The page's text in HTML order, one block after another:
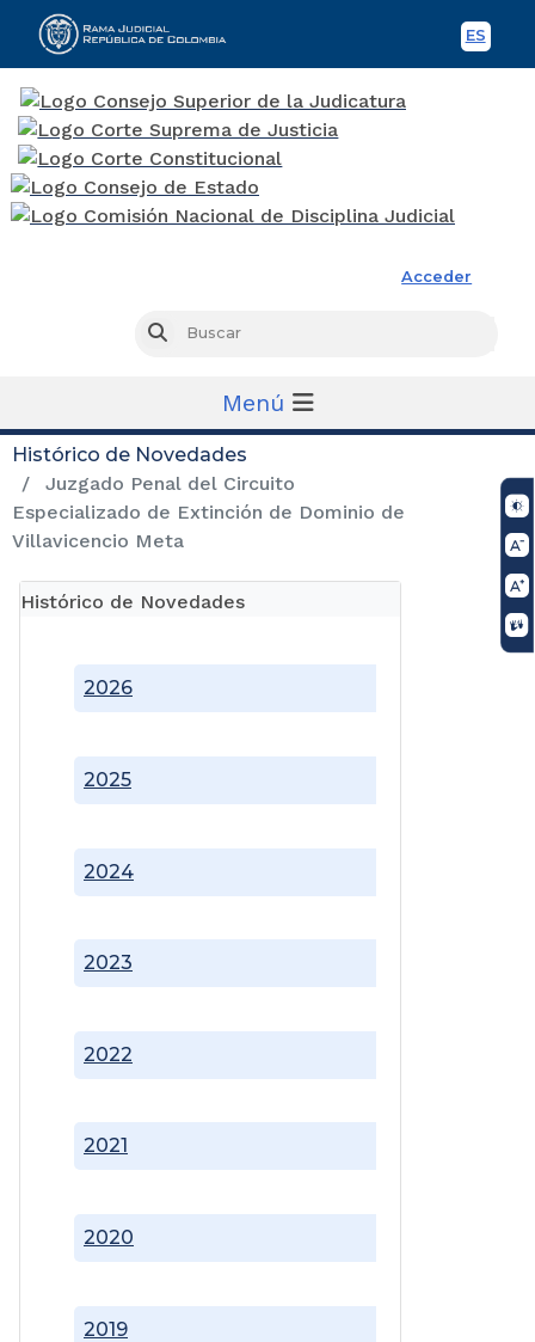
ES
Acceder
Buscar
Menú
Histórico de Novedades
Juzgado Penal del Circuito
Especializado de Extinción de Dominio de
Villavicencio Meta
Histórico de Novedades
2019
2020
2021
2022
2023
2024
2025
2026